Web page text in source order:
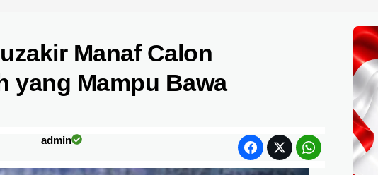
Manaf Calon
yang Mampu Bawa
admin